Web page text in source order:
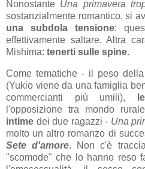
Nonostante Una primavera
sostanzialmente romantico, si
una subdola tensione:
effettivamente saltare. Altra
Mishima: tenerti sulle spine.
Come tematiche - il peso
(Yukio viene da una famiglia
commercianti più umili),
l'opposizione tra mondo
intime dei due ragazzi - Una
molto un altro romanzo di
Sete d'amore. Non c'è
"scomode" che lo hanno reso